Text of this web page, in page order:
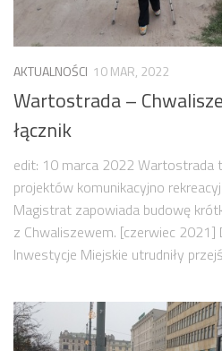
Budżet 2014
Budżet 2016
Projekty
Kodeks Dobrych Praktyk
Miejsca parkingowe
Patrol Rowerowy 2015
Problemy Szyperska – Piaskowa
Nowy projekt organizacji
AKTUALNOŚCI 10 MAR, 2022
Wartostrada –
łącznik
edit: 10 marca 2022 Wartostrada
projektów komunikacyjno
Magistrat zapowiada budowę
z Chwaliszewem. [czerwiec 2021]
Inwestycje Miejskie utrudniły